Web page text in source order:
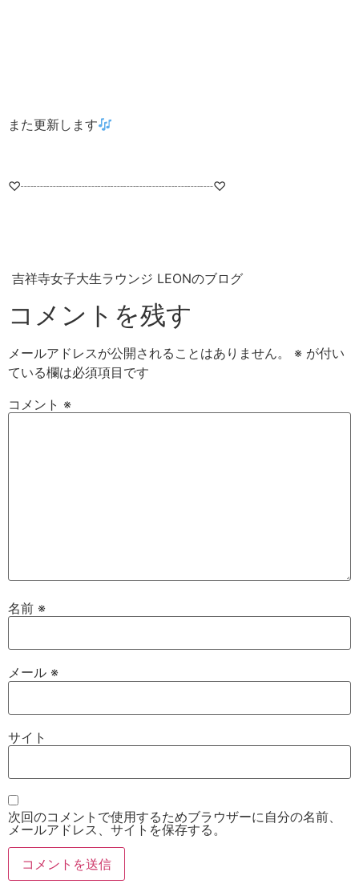
また更新します
♡┈┈┈┈┈┈┈┈┈┈┈┈┈┈┈♡
吉祥寺女子大生ラウンジ LEONのブログ
コメントを残す
メールアドレスが公開されることはありません。 ※ が付い
ている欄は必須項目です
コメント ※
名前 ※
メール ※
サイト
次回のコメントで使用するためブラウザーに自分の名前、
メールアドレス、サイトを保存する。